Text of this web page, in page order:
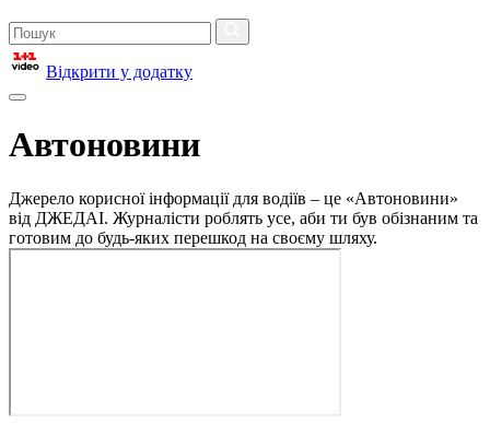
Відкрити у додатку
Автоновини
Джерело корисної інформації для водіїв – це «Автоновини»
від ДЖЕДАІ. Журналісти роблять усе, аби ти був обізнаним та
готовим до будь-яких перешкод на своєму шляху.